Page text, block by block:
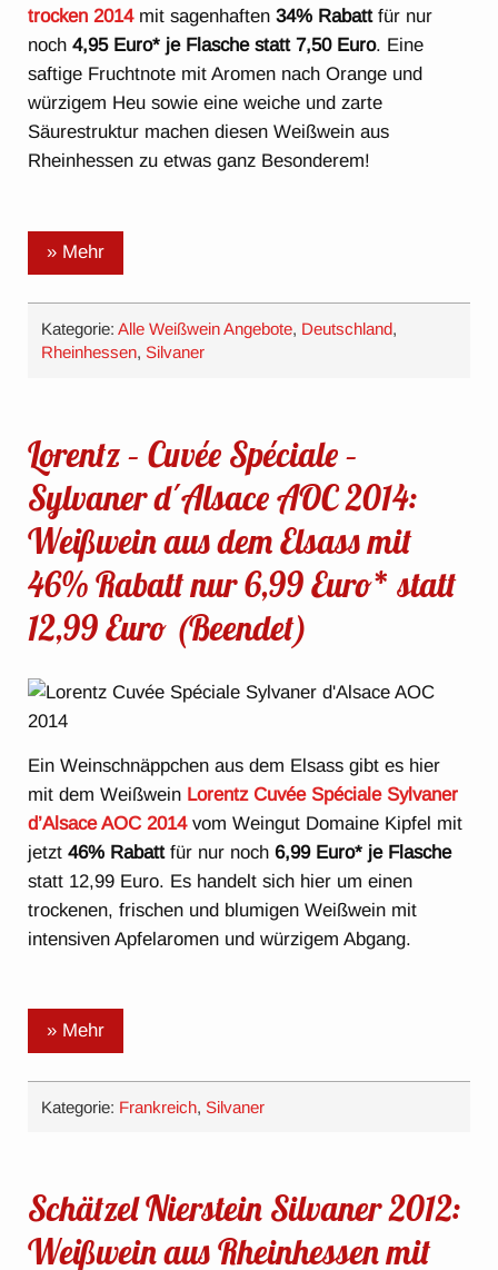
trocken 2014mit sagenhaften34% Rabattfür nur
noch4,95 Euro* je Flasche statt 7,50 Euro. Eine
saftige Fruchtnote mit Aromen nach Orange und
würzigem Heu sowie eine weiche und zarte
Säurestruktur machen diesen Weißwein aus
Rheinhessen zu etwas ganz Besonderem!
» Mehr
Kategorie:Alle Weißwein Angebote, Deutschland,
Rheinhessen,Silvaner
Lorentz – Cuvée Spéciale –
Sylvaner d´Alsace AOC 2014:
Weißwein aus dem Elsass mit
46% Rabatt nur 6,99 Euro* statt
12,99 Euro (Beendet)
Ein Weinschnäppchen aus dem Elsass gibt es hier
mit dem Weißwein Lorentz Cuvée Spéciale Sylvaner
d’Alsace AOC 2014vom Weingut Domaine Kipfel mit
jetzt46% Rabattfür nur noch6,99 Euro* je Flasche
statt 12,99 Euro. Es handelt sich hier um einen
trockenen, frischen und blumigen Weißwein mit
intensiven Apfelaromen und würzigem Abgang.
» Mehr
Kategorie: Frankreich,Silvaner
Schätzel Nierstein Silvaner 2012:
Weißwein aus Rheinhessen mit